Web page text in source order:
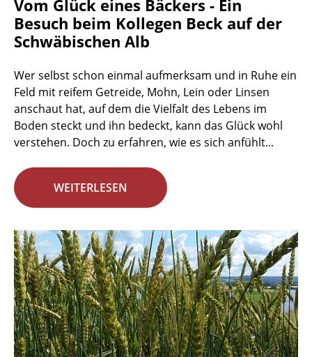
Vom Glück eines Bäckers - Ein
Besuch beim Kollegen Beck auf der
Schwäbischen Alb
Wer selbst schon einmal aufmerksam und in Ruhe ein
Feld mit reifem Getreide, Mohn, Lein oder Linsen
anschaut hat, auf dem die Vielfalt des Lebens im
Boden steckt und ihn bedeckt, kann das Glück wohl
verstehen. Doch zu erfahren, wie es sich anfühlt...
WEITERLESEN